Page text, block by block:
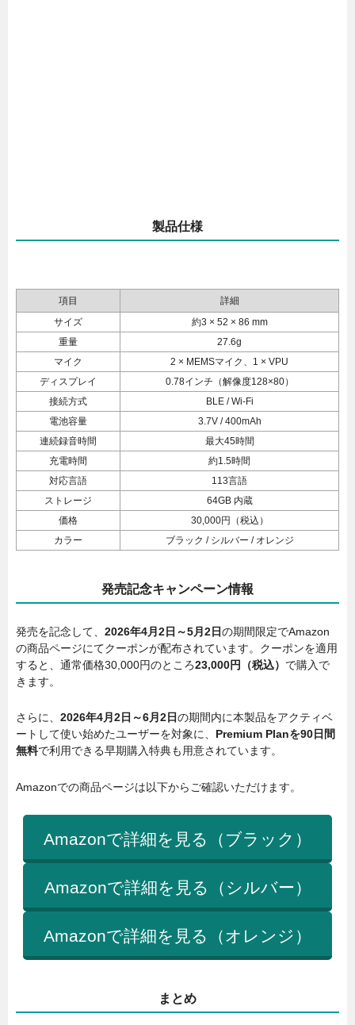
製品仕様
項目
詳細
サイズ
約3 × 52 × 86 mm
重量
27.6g
マイク
2 × MEMSマイク、1 × VPU
ディスプレイ
0.78インチ（解像度128×80）
接続方式
BLE / Wi-Fi
電池容量
3.7V / 400mAh
連続録音時間
最大45時間
充電時間
約1.5時間
対応言語
113言語
ストレージ
64GB 内蔵
価格
30,000円（税込）
カラー
ブラック / シルバー / オレンジ
発売記念キャンペーン情報
発売を記念して、 2026年4月2日～5月2日の期間限定でAmazon
の商品ページにてクーポンが配布されています。クーポンを適用
すると、通常価格30,000円のところ23,000円（税込） で購入で
きます。
さらに、 2026年4月2日～6月2日の期間内に本製品をアクティベ
ートして使い始めたユーザーを対象に、 Premium Planを90日間
無料で利用できる早期購入特典も用意されています。
Amazonでの商品ページは以下からご確認いただけます。
Amazonで詳細を見る（ブラック）
Amazonで詳細を見る（シルバー）
Amazonで詳細を見る（オレンジ）
まとめ